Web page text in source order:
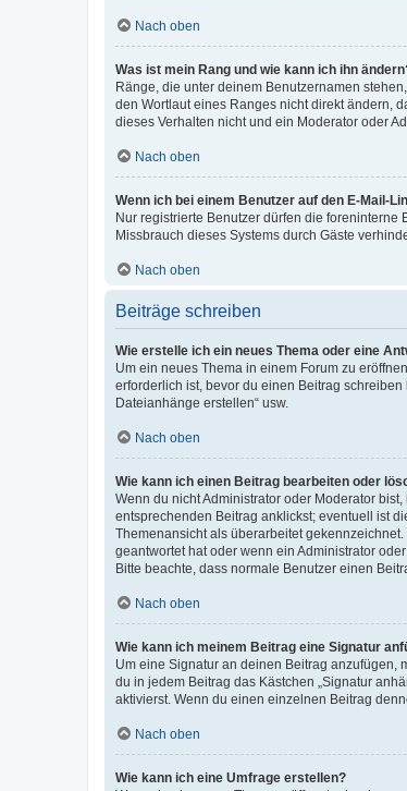
Nach oben
Was ist mein Rang und wie kann ich ihn
Ränge, die unter deinem Benutzernamen
den Wortlaut eines Ranges nicht direkt ändern,
dieses Verhalten nicht und ein Moderator oder
Nach oben
Wenn ich bei einem Benutzer auf den E-Mail-
Nur registrierte Benutzer dürfen die
Missbrauch dieses Systems durch Gäste
Nach oben
Beiträge schreiben
Wie erstelle ich ein neues Thema oder eine
Um ein neues Thema in einem Forum zu
erforderlich ist, bevor du einen Beitrag
Dateianhänge erstellen“ usw.
Nach oben
Wie kann ich einen Beitrag bearbeiten oder
Wenn du nicht Administrator oder Moderator
entsprechenden Beitrag anklickst; eventuell ist
Themenansicht als überarbeitet
geantwortet hat oder wenn ein Administrator
Bitte beachte, dass normale Benutzer einen
Nach oben
Wie kann ich meinem Beitrag eine Signatur
Um eine Signatur an deinen Beitrag anzufügen,
du in jedem Beitrag das Kästchen „Signatur
aktivierst. Wenn du einen einzelnen Beitrag
Nach oben
Wie kann ich eine Umfrage erstellen?